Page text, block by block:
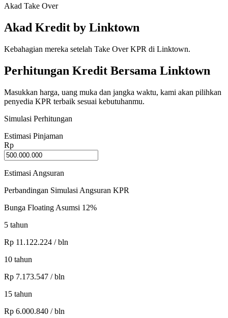
Akad Take Over
Akad Kredit by Linktown
Kebahagian mereka setelah Take Over KPR di Linktown.
Perhitungan Kredit Bersama Linktown
Masukkan harga, uang muka dan jangka waktu, kami akan pilihkan
penyedia KPR terbaik sesuai kebutuhanmu.
Simulasi Perhitungan
Estimasi Pinjaman
Rp
Estimasi Angsuran
Perbandingan Simulasi Angsuran KPR
Bunga Floating Asumsi 12%
5 tahun
Rp 11.122.224 / bln
10 tahun
Rp 7.173.547 / bln
15 tahun
Rp 6.000.840 / bln